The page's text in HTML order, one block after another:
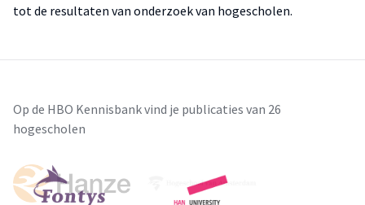
tot de resultaten van onderzoek van hogescholen.
Op de HBO Kennisbank vind je publicaties van 26
hogescholen